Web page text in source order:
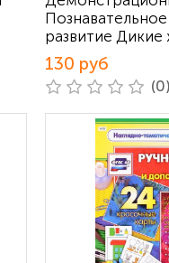
развитие Дикие
130 руб